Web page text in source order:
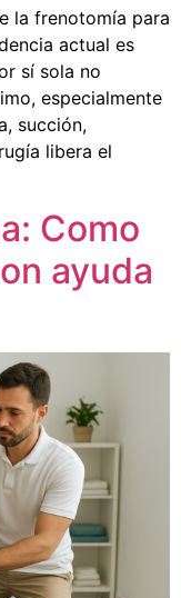
la frenotomía para
actual es
sí sola no
especialmente
succión,
libera el
Como
ayuda